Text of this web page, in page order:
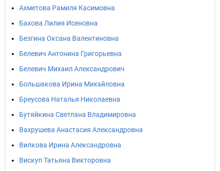
Ахметова Рамиля Касимовна
Бахова Лилия Исеновна
Безгина Оксана Валентиновна
Белевич Антонина Григорьевна
Белевич Михаил Александрович
Большакова Ирина Михайловна
Бреусова Наталья Николаевна
Бутяйкина Светлана Владимировна
Вахрушева Анастасия Александровна
Вилкова Ирина Александровна
Вискуп Татьяна Викторовна